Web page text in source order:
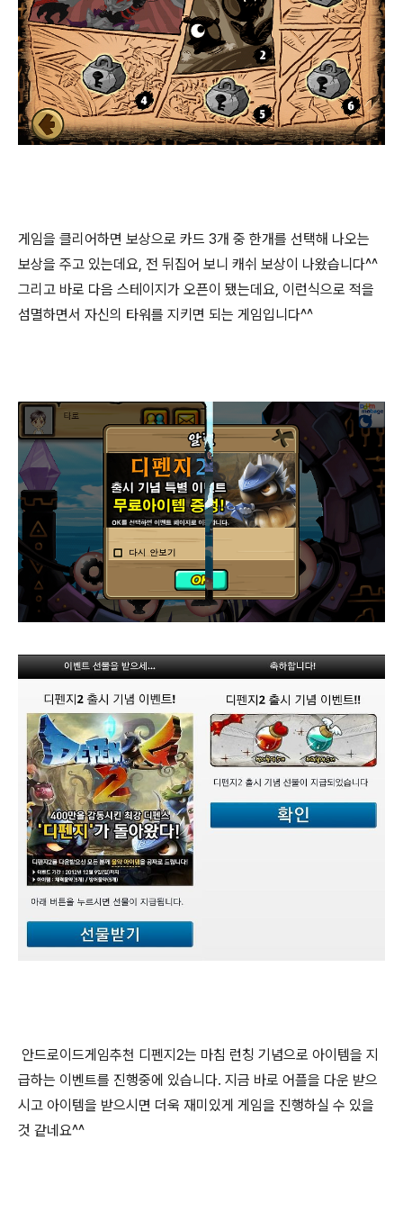
게임을 클리어하면 보상으로 카드 3개 중 한개를 선택해 나오는
보상을 주고 있는데요, 전 뒤집어 보니 캐쉬 보상이 나왔습니다^^
그리고 바로 다음 스테이지가 오픈이 됐는데요, 이런식으로 적을
섬멸하면서 자신의 타워를 지키면 되는 게임입니다^^
안드로이드게임추천 디펜지2는 마침 런칭 기념으로 아이템을 지
급하는 이벤트를 진행중에 있습니다. 지금 바로 어플을 다운 받으
시고 아이템을 받으시면 더욱 재미있게 게임을 진행하실 수 있을
것 같네요^^